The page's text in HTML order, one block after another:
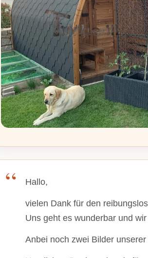
Hallo,
vielen Dank für den
Uns geht es wunderbar und
Anbei noch zwei Bilder